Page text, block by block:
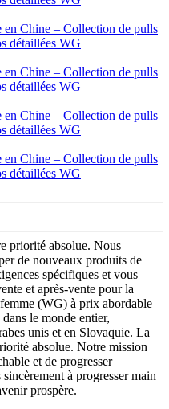
priorité absolue. Nous
de nouveaux produits de
spécifiques et vous
et après-vente pour la
(WG) à prix abordable
le monde entier,
unis et en Slovaquie. La
absolue. Notre mission
et de progresser
à progresser main
prospère.